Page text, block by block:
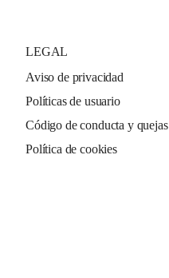
LEGAL
Aviso de privacidad
Políticas de usuario
Código de conducta y quejas
Política de cookies